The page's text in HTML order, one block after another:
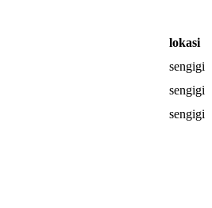
lokasi
sengigi
sengigi
sengigi